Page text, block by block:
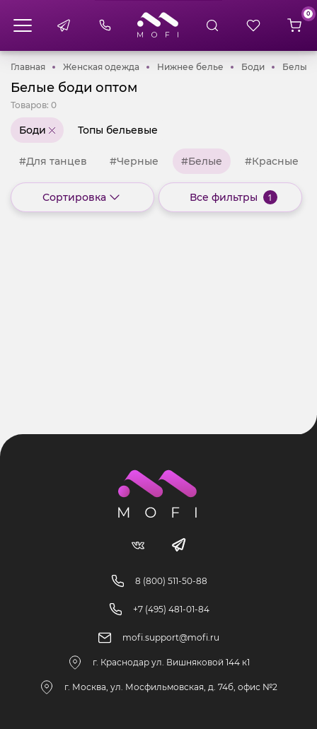
0
ГлавнаяГлавнаяЖенская одежда Женская одежда
Нижнее белье Нижнее белье
БодиБодиБелые
Белые боди оптом
Товаров: 0
Боди Топы бельевые
#Для танцев #Черные #Белые #Красные
Сортировка Все фильтры 1
8 (800) 511-50-88
+7 (495) 481-01-84
mofi.support@mofi.ru
г. Краснодар ул. Вишняковой 144 к1
г. Москва, ул. Мосфильмовская, д. 74б, офис №2